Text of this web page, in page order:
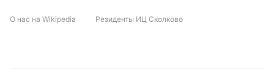
С учётом текущей формы и турнирного
О нас на Wikipedia Резиденты ИЦ Сколково